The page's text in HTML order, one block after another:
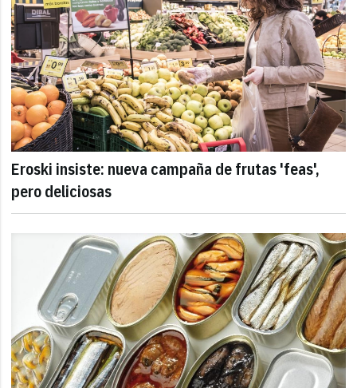
Eroski insiste: nueva campaña de frutas 'feas',
pero deliciosas